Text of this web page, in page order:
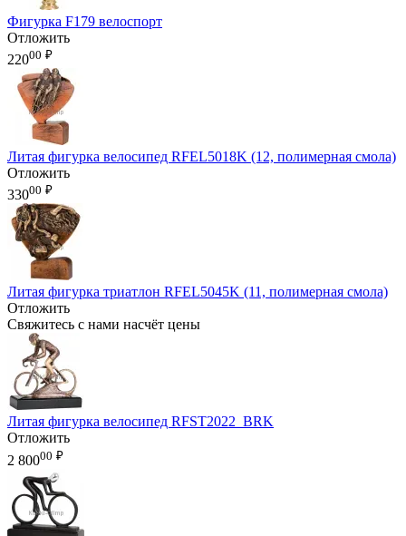
Фигурка F179 велоспорт
Отложить
22000 ₽
Литая фигурка велосипед RFEL5018K (12, полимерная смола)
Отложить
33000 ₽
Литая фигурка триатлон RFEL5045K (11, полимерная смола)
Отложить
Свяжитесь с нами насчёт цены
Литая фигурка велосипед RFST2022_BRK
Отложить
2 80000 ₽